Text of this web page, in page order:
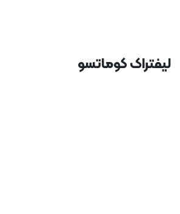
لیفتراک کوماتسو